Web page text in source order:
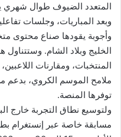
المتعدد الضيوف طوال شهري
وبعد المباريات، وجلسات
وأجوبة يقودها صناع محتوى
الخليج وبلاد الشام.
المنتخبات، ومقارنات
ملامح الموسم الكروي، بدعم
توفرها المنصة.
ولتوسيع نطاق التجربة خارج
مسابقة خاصة عبر إنستغرام